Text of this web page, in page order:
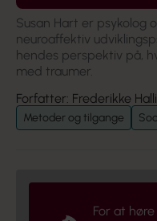
Susan Hart er psykolog
neuroaffektiv
hendes perspektiv på,
med traumer.
Forfatter: Frederikke
Metoder og tilgange
For at